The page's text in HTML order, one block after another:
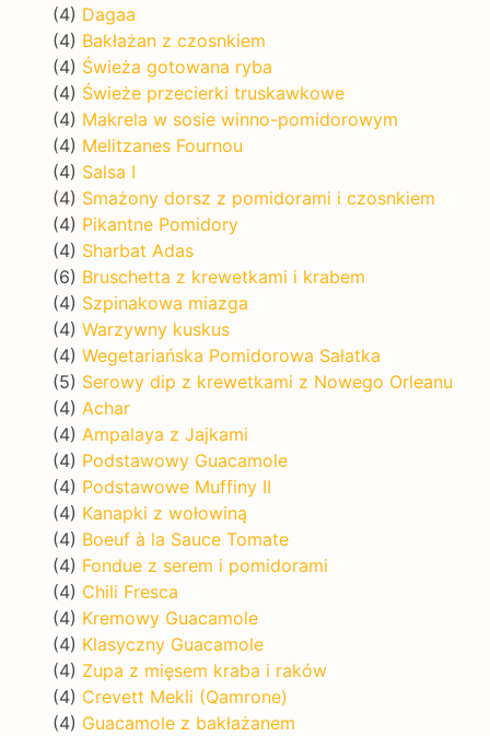
(4) Dagaa
(4) Bakłażan z czosnkiem
(4) Świeża gotowana ryba
(4) Świeże przecierki truskawkowe
(4) Makrela w sosie winno-pomidorowym
(4) Melitzanes Fournou
(4) Salsa I
(4) Smażony dorsz z pomidorami i czosnkiem
(4) Pikantne Pomidory
(4) Sharbat Adas
(6) Bruschetta z krewetkami i krabem
(4) Szpinakowa miazga
(4) Warzywny kuskus
(4) Wegetariańska Pomidorowa Sałatka
(5) Serowy dip z krewetkami z Nowego Orleanu
(4) Achar
(4) Ampalaya z Jajkami
(4) Podstawowy Guacamole
(4) Podstawowe Muffiny II
(4) Kanapki z wołowiną
(4) Boeuf à la Sauce Tomate
(4) Fondue z serem i pomidorami
(4) Chili Fresca
(4) Kremowy Guacamole
(4) Klasyczny Guacamole
(4) Zupa z mięsem kraba i raków
(4) Crevett Mekli (Qamrone)
(4) Guacamole z bakłażanem